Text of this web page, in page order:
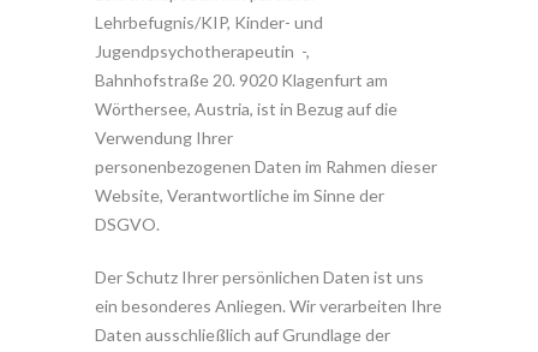
Lehrbefugnis/KIP, Kinder- und
Jugendpsychotherapeutin -,
Bahnhofstraße 20. 9020 Klagenfurt am
Wörthersee, Austria, ist in Bezug auf die
Verwendung Ihrer
personenbezogenen Daten im Rahmen dieser
Website, Verantwortliche im Sinne der
DSGVO.
Der Schutz Ihrer persönlichen Daten ist uns
ein besonderes Anliegen. Wir verarbeiten Ihre
Daten ausschließlich auf Grundlage der